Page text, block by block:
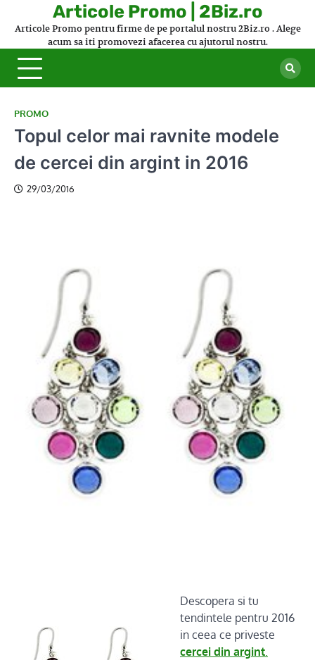
Articole Promo | 2Biz.ro
Articole Promo pentru firme de pe portalul nostru 2Biz.ro . Alege
acum sa iti promovezi afacerea cu ajutorul nostru.
PROMO
Topul celor mai ravnite modele
de cercei din argint in 2016
29/03/2016
Descopera si tu
tendintele pentru 2016
in ceea ce priveste
cercei din argint